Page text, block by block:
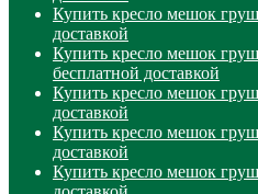
Купить кресло мешок
доставкой
Купить кресло мешок
бесплатной доставкой
Купить кресло мешок
доставкой
Купить кресло мешок
доставкой
Купить кресло мешок